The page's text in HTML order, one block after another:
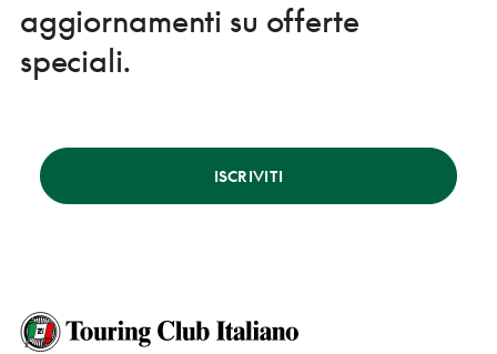
aggiornamenti su offerte
speciali.
ISCRIVITI